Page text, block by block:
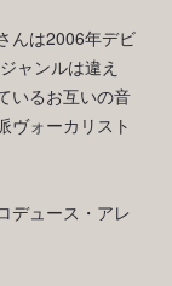
んは2006年デビ
ャンルは違え
いるお互いの音
ヴォーカリスト
デュース・アレ